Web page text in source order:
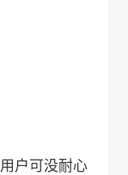
户可没耐心